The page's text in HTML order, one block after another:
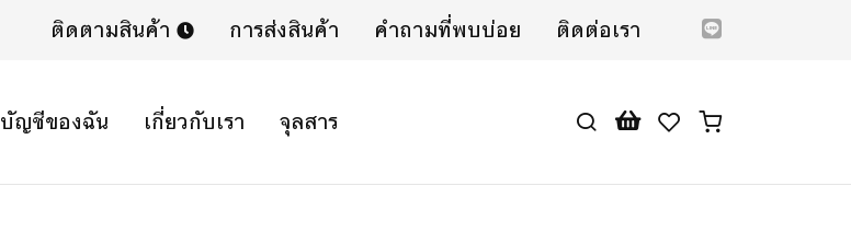
ติดตามสินค้า การส่งสินค้า คำถามที่พบบ่อย ติดต่อเรา
บัญชีของฉัน เกี่ยวกับเรา จุลสาร